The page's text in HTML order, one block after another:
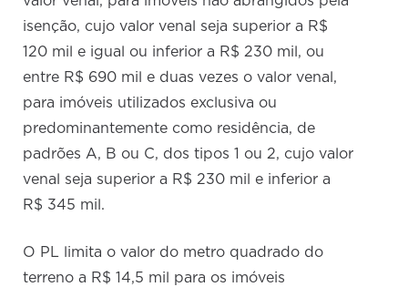
isenção, cujo valor venal seja superior a R$
120 mil e igual ou inferior a R$ 230 mil, ou
entre R$ 690 mil e duas vezes o valor venal,
para imóveis utilizados exclusiva ou
predominantemente como residência, de
padrões A, B ou C, dos tipos 1 ou 2, cujo valor
venal seja superior a R$ 230 mil e inferior a
R$ 345 mil.
O PL limita o valor do metro quadrado do
terreno a R$ 14,5 mil para os imóveis